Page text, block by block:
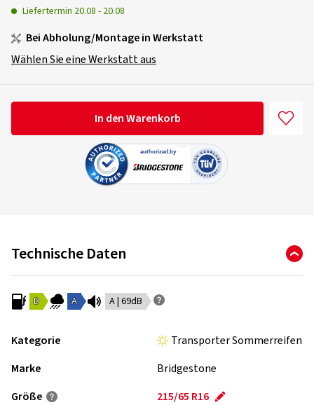
Liefertermin 20.08 - 20.08
Bei Abholung/Montage in Werkstatt
Wählen Sie eine Werkstatt aus
In den Warenkorb
Technische Daten
B A A | 69dB
Kategorie
Transporter Sommerreifen
Marke
Bridgestone
Größe
215/65 R16